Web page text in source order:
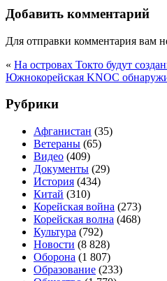
Добавить комментарий
Для отправки комментария вам
« На островах Токто будут
Южнокорейская KNOC
Рубрики
Афганистан (35)
Ветераны (65)
Видео (409)
Документы (29)
История (434)
Китай (310)
Корейская война (273)
Корейская волна (468)
Культура (792)
Новости (8 828)
Оборона (1 807)
Образование (233)